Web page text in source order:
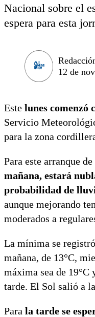
Nacional sobre el
espera para esta
12 de
Este lunes comenzó
Servicio
para la zona
Para este arranque
mañana, estará
probabilidad de
aunque mejorando
moderados a
La mínima se
mañana, de 13°C,
máxima sea de 19°C
tarde. El Sol salió a
Para la tarde se